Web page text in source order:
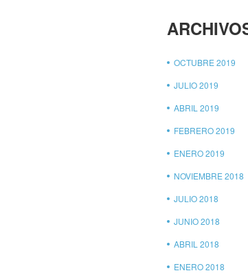
OCTUBRE 2019
JULIO 2019
ABRIL 2019
FEBRERO 2019
ENERO 2019
NOVIEMBRE 2018
JULIO 2018
JUNIO 2018
ABRIL 2018
ENERO 2018